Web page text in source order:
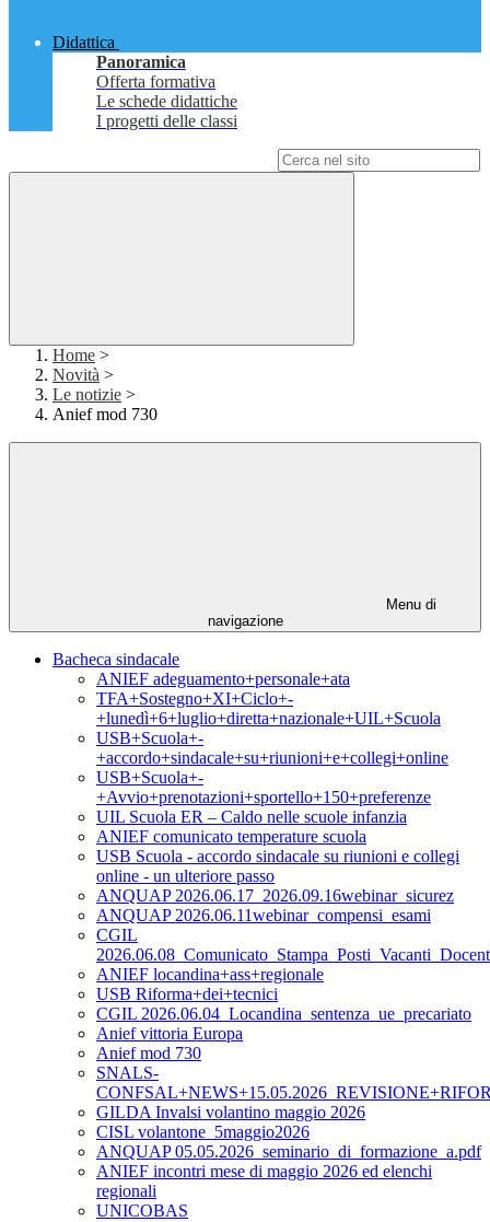
Didattica
Panoramica
Offerta formativa
Le schede didattiche
I progetti delle classi
Home >
Novità >
Le notizie >
Anief mod 730
Menu di
navigazione
Bacheca sindacale
ANIEF adeguamento+personale+ata
TFA+Sostegno+XI+Ciclo+-
+lunedì+6+luglio+diretta+nazionale+UIL+Scuola
USB+Scuola+-
+accordo+sindacale+su+riunioni+e+collegi+online
USB+Scuola+-
+Avvio+prenotazioni+sportello+150+preferenze
UIL Scuola ER – Caldo nelle scuole infanzia
ANIEF comunicato temperature scuola
USB Scuola - accordo sindacale su riunioni e collegi
online - un ulteriore passo
ANQUAP 2026.06.17_2026.09.16webinar_sicurez
ANQUAP 2026.06.11webinar_compensi_esami
CGIL
ANIEF locandina+ass+regionale
USB Riforma+dei+tecnici
CGIL 2026.06.04_Locandina_sentenza_ue_precariato
Anief vittoria Europa
Anief mod 730
SNALS-
GILDA Invalsi volantino maggio 2026
CISL volantone_5maggio2026
ANQUAP 05.05.2026_seminario_di_formazione_a.pdf
ANIEF incontri mese di maggio 2026 ed elenchi
regionali
UNICOBAS